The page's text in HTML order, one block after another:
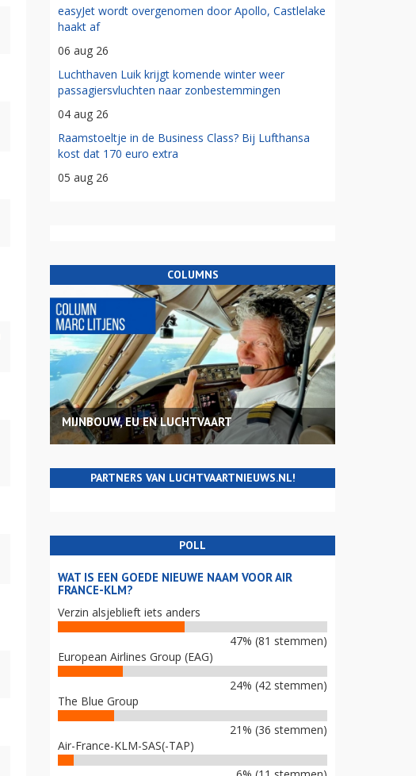
easyJet wordt overgenomen door Apollo, Castlelake
haakt af
06 aug 26
Luchthaven Luik krijgt komende winter weer
passagiersvluchten naar zonbestemmingen
04 aug 26
Raamstoeltje in de Business Class? Bij Lufthansa
kost dat 170 euro extra
05 aug 26
COLUMNS
MIJNBOUW, EU EN LUCHTVAART
PARTNERS VAN LUCHTVAARTNIEUWS.NL!
POLL
WAT IS EEN GOEDE NIEUWE NAAM VOOR AIR
FRANCE-KLM?
Verzin alsjeblieft iets anders
47% (81 stemmen)
European Airlines Group (EAG)
24% (42 stemmen)
The Blue Group
21% (36 stemmen)
Air-France-KLM-SAS(-TAP)